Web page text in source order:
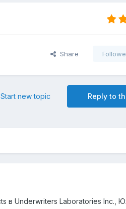
Share
Reply to
Start new topic
в Underwriters Laboratories Inc.,